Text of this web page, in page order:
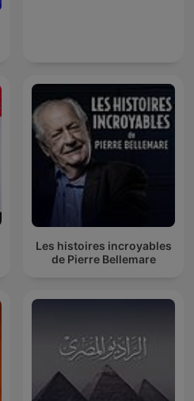
Les histoires incroyables
de Pierre Bellemare